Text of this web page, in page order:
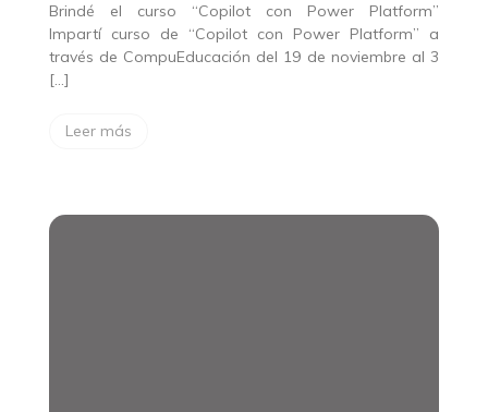
Brindé el curso “Copilot con Power Platform”
Impartí curso de “Copilot con Power Platform” a
través de CompuEducación del 19 de noviembre al 3
[…]
Leer más